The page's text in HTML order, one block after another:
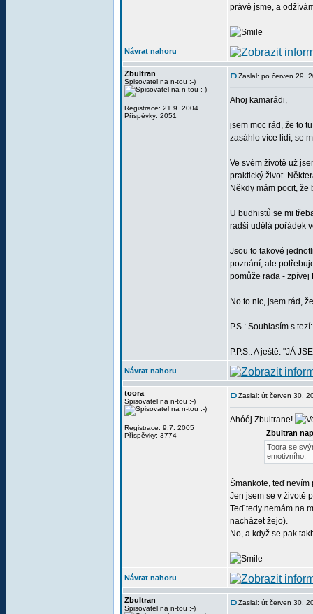
právě jsme, a
Návrat nahoru
Zbultran
Spisovatel na n-tou :-)
Registrace: 21.9. 2004
Příspěvky: 2051
Zaslal: po červen 29,
Ahoj kamarádi,
jsem moc rád, že to
zasáhlo více lidí, se
Ve svém životě už
praktický život.
Někdy mám pocit,
U budhistů se mi
radši udělá pořádek
Jsou to takové
poznání, ale
pomůže rada - zpívej
No to nic, jsem rád,
P.S.: Souhlasím s
P.P.S.: A ještě: "JÁ
Návrat nahoru
toora
Spisovatel na n-tou :-)
Registrace: 9.7. 2005
Příspěvky: 3774
Zaslal: út červen 30,
Ahóój Zbultrane!
Zbultran
Toora se
emotivního.
Šmankote, teď
Jen jsem se v životě
Teď tedy nemám na
nacházet žejo).
No, a když se pak
Návrat nahoru
Zbultran
Spisovatel na n-tou :-)
Zaslal: út červen 30,